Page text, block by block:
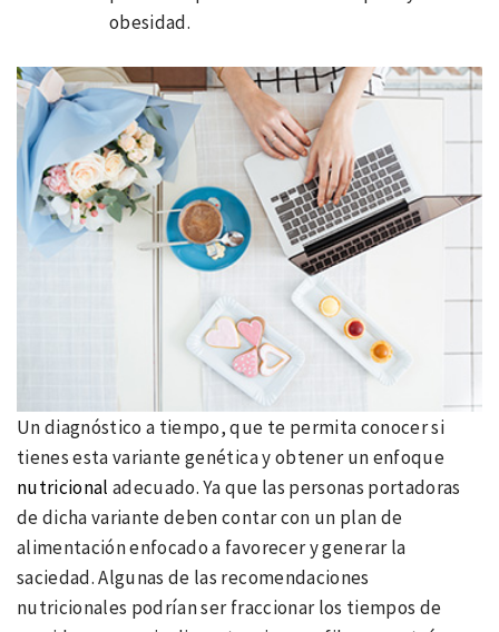
obesidad.
Un diagnóstico a tiempo, que te permita conocer si
tienes esta variante genética y obtener un enfoque
nutricional adecuado. Ya que las personas portadoras
de dicha variante deben contar con un plan de
alimentación enfocado a favorecer y generar la
saciedad. Algunas de las recomendaciones
nutricionales podrían ser fraccionar los tiempos de